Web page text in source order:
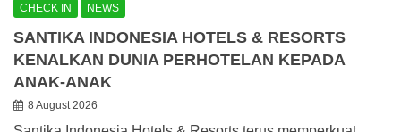
CHECK IN NEWS
SANTIKA INDONESIA HOTELS & RESORTS
KENALKAN DUNIA PERHOTELAN KEPADA
ANAK-ANAK
8 August 2026